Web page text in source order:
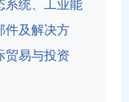
系统、工业能
件及解决方
贸易与投资